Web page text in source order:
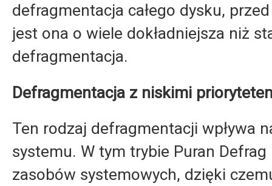
defragmentacja całego dysku,
jest ona o wiele dokładniejsza niż
defragmentacja.
Defragmentacja z niskimi
Ten rodzaj defragmentacji wpływa
systemu. W tym trybie Puran
zasobów systemowych, dzięki